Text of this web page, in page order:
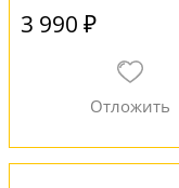
3 990 ₽